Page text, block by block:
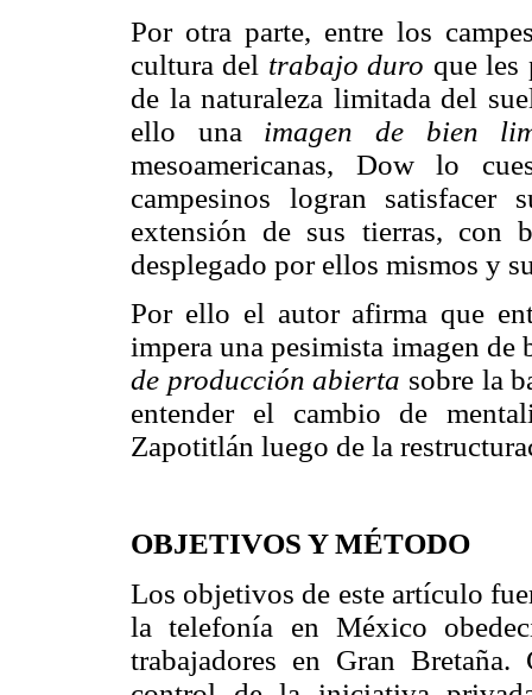
Por otra parte, entre los
cultura del trabajo duro que les
de la naturaleza limitada del
ello una imagen de bien
mesoamericanas, Dow lo
campesinos logran satisfacer
extensión de sus tierras, con
desplegado por ellos mismos y
Por ello el autor afirma que
impera una pesimista imagen
de producción abierta sobre la
entender el cambio de
Zapotitlán luego de la
OBJETIVOS Y MÉTODO
Los objetivos de este artículo
la telefonía en México
trabajadores en Gran